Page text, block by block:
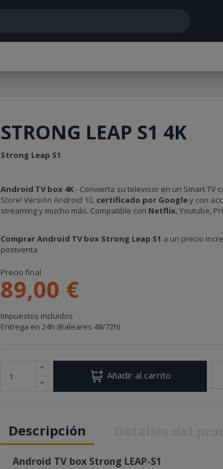
STRONG LEAP S1 4K
Strong Leap S1
Android TV box 4K- Convierta su televisor en un Smart TV
Store! Versión Android 10, certificado por Googley con
streaming y mucho más. Compatible con Netflix, Youtube,
Comprar Android TV box Strong Leap S1 a un precio
postventa
Precio final
89,00 €
Impuestos incluidos
Entrega en 24h (Baleares 48/72h)
Añadir al carrito
Descripción
Android TV box Strong LEAP-S1